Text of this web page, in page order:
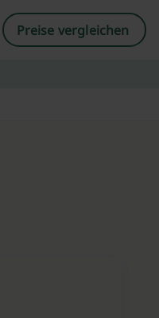
Preise vergleichen